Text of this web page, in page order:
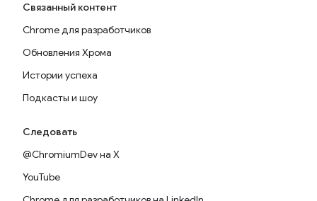
Связанный контент
Chrome для разработчиков
Обновления Хрома
Истории успеха
Подкасты и шоу
Следовать
@ChromiumDev на X
YouTube